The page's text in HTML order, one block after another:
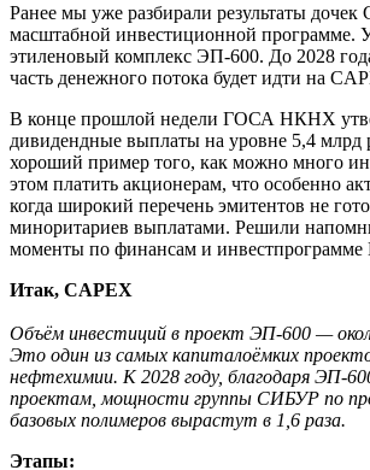
Ранее мы уже разбирали результаты дочек
масштабной инвестиционной
этиленовый комплекс ЭП-600. До 2028
часть денежного потока будет идти на
В конце прошлой недели ГОСА НКНХ
дивидендные выплаты на уровне 5,4 млрд
хороший пример того, как можно много
этом платить акционерам, что особенно
когда широкий перечень эмитентов не
миноритариев выплатами. Решили
моменты по финансам и
Итак, CAPEX
Объём инвестиций в проект ЭП-600 —
Это один из самых капиталоёмких
нефтехимии. К 2028 году, благодаря ЭП-
проектам, мощности группы СИБУР по
базовых полимеров вырастут в 1,6 раза.
Этапы: